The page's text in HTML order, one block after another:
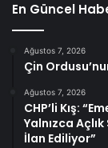
En Güncel
Ağustos 7, 2026
Çin
Ağustos 7, 2026
CHP’li Kış:
Yalnızca Açlık
İlan Ediliyor”